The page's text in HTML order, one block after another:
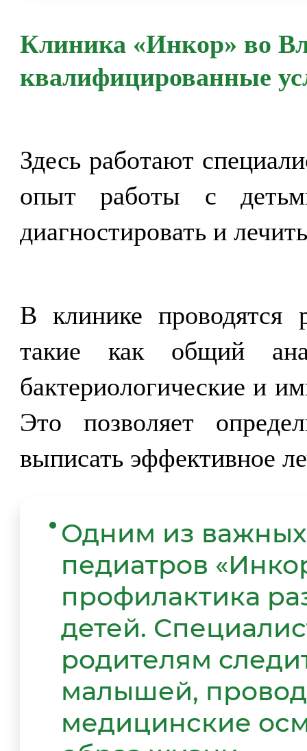
Клиника «Инкор» во
квалифицированные
Здесь работают
опыт работы с
диагностировать и
В клинике проводятся
такие как общий
бактериологические и
Это позволяет
выписать эффективное
Одним из важных
педиатров
профилактика
детей.
родителям
малышей,
медицинские